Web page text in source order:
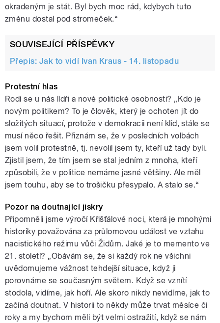
okradeným je stát. Byl bych moc rád, kdybych tuto
změnu dostal pod stromeček.“
SOUVISEJÍCÍ PŘÍSPĚVKY
Přepis: Jak to vidí Ivan Kraus - 14. listopadu
Protestní hlas
Rodí se u nás lídři a nové politické osobnosti? „Kdo je
novým politikem? To je člověk, který je ochoten jít do
složitých situací, protože v demokracii není klid, stále se
musí něco řešit. Přiznám se, že v posledních volbách
jsem volil protestně, tj. nevolil jsem ty, kteří už tady byli.
Zjistil jsem, že tím jsem se stal jedním z mnoha, kteří
způsobili, že v politice nemáme jasné většiny. Ale měl
jsem touhu, aby se to trošičku přesypalo. A stalo se.“
Pozor na doutnající jiskry
Připomněli jsme výročí Křišťálové noci, která je mnohými
historiky považována za průlomovou událost ve vztahu
nacistického režimu vůči Židům. Jaké je to memento ve
21. století? „Obávám se, že si každý rok ne všichni
uvědomujeme vážnost tehdejší situace, když ji
porovnáme se současným světem. Když se vznítí
stodola, vidíme, jak hoří. Ale skoro nikdy nevidíme, jak to
začíná doutnat. V historii to někdy může trvat měsíce či
roky a my bychom měli být velmi ostražití, když se nám